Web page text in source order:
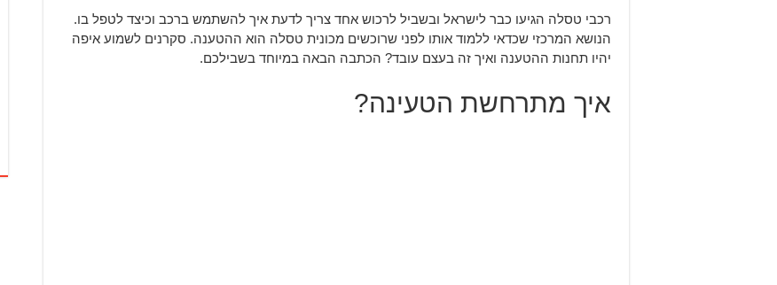
רכבי טסלה הגיעו כבר לישראל ובשביל לרכוש אחד צריך לדעת איך להשתמש ברכב וכיצד לטפל בו.
הנושא המרכזי שכדאי ללמוד אותו לפני שרוכשים מכונית טסלה הוא ההטענה. סקרנים לשמוע איפה
יהיו תחנות ההטענה ואיך זה בעצם עובד? הכתבה הבאה במיוחד בשבילכם.
איך מתרחשת הטעינה?